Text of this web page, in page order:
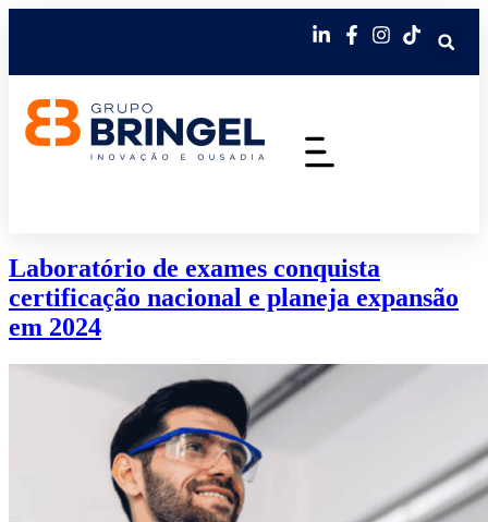
Laboratório de exames conquista
certificação nacional e planeja expansão
em 2024